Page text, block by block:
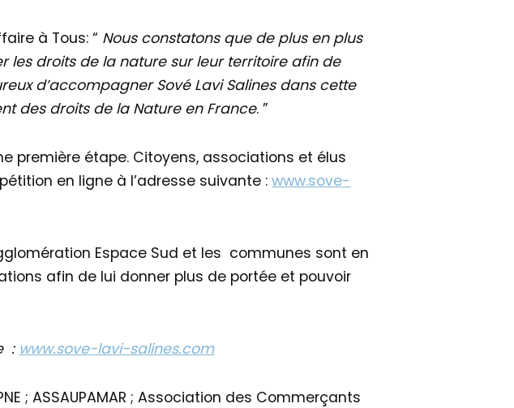
à Tous: “ Nous constatons que de plus en plus
les droits de la nature sur leur territoire afin de
d’accompagner Sové Lavi Salines dans cette
des droits de la Nature en France. ”
première étape. Citoyens, associations et élus
en ligne à l’adresse suivante :www.sove-
Espace Sud et les communes sont en
afin de lui donner plus de portée et pouvoir
: www.sove-lavi-salines.com
; ASSAUPAMAR ; Association des Commerçants